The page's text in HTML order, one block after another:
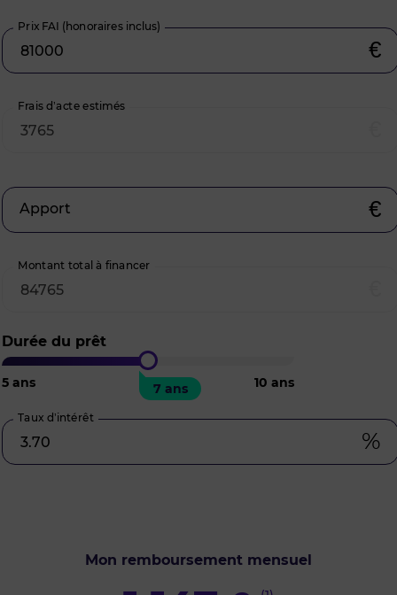
Prix FAI (honoraires inclus)
€
Frais d’acte estimés
Apport €
Montant total à financer
Durée du prêt
5 ans 10 ans
7 ans
Taux d’intérêt
%
Mon remboursement mensuel